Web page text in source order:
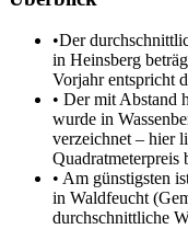
•Der
in Heinsberg
Vorjahr entspricht
• Der mit Abstand
wurde in
verzeichnet – hier
Quadratmeterpreis
• Am günstigsten
in Waldfeucht
durchschnittliche